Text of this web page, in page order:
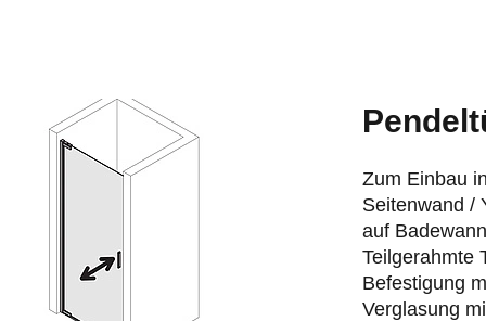
Zum Einbau
Seitenwand /
auf
Teilgerahmte
Befestigung
Verglasung